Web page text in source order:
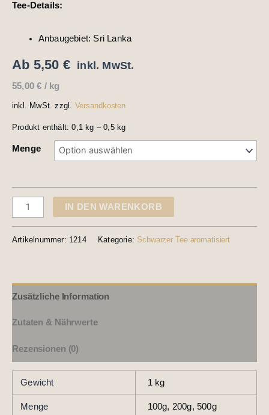
Tee-Details:
Anbaugebiet: Sri Lanka
Ab 5,50 € inkl. MwSt.
55,00€ / kg
inkl. MwSt. zzgl. Versandkosten
Produkt enthält: 0,1 kg – 0,5 kg
Menge
IN DEN WARENKORB
Artikelnummer: 1214 Kategorie: Schwarzer Tee aromatisiert
Zusätzliche Information
Zutaten & Nährwerte
Rezensionen (0)
Gewicht 1 kg
Menge 100g, 200g, 500g